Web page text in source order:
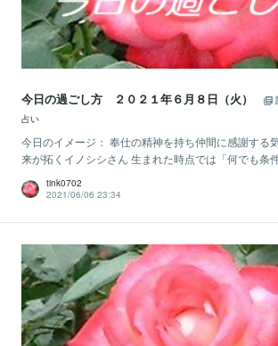
今日の過ごし方 ２０２１年６月８日（火）
占い
今日のイメージ： 奉仕の精神を持ち仲間に感謝する
来が拓くイノシシさん 生まれた時点では「何でも条
tink0702
2021/06/06 23:34